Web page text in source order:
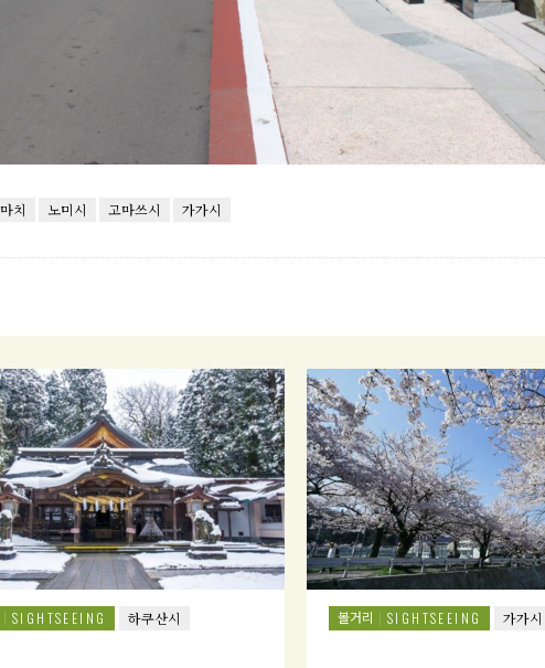
치 노미시 고마쓰시 가가시
SIGHTSEEING 하쿠산시 볼거리 SIGHTSEEING 가가시